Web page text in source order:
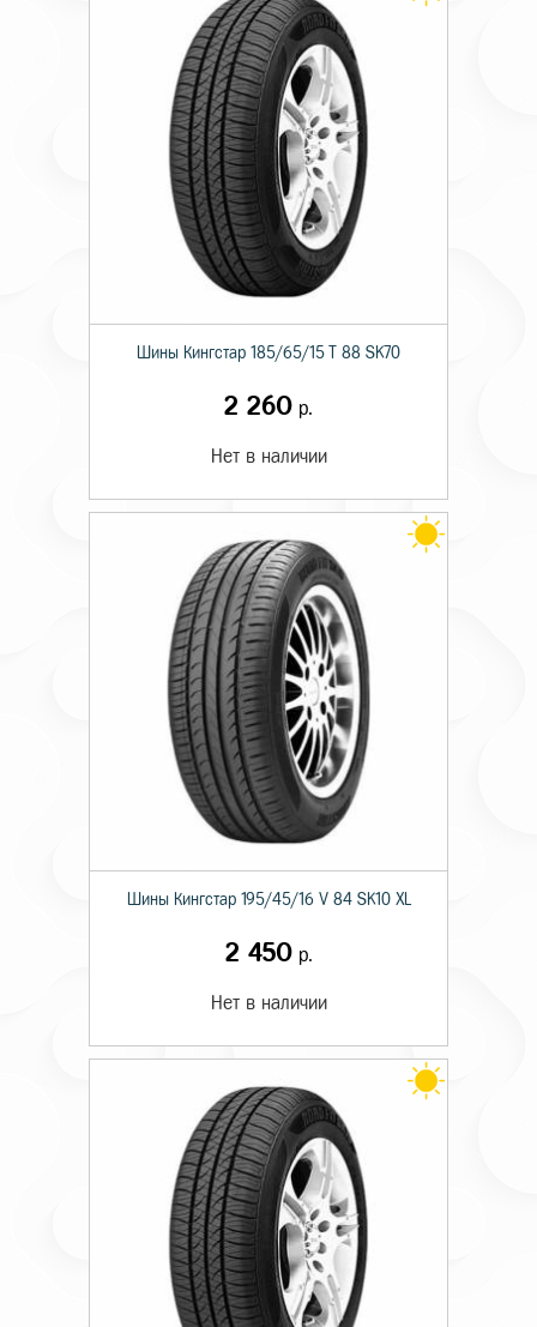
Шины Кингстар 185/65/15 T 88 SK70
2 260 р.
Нет в наличии
Шины Кингстар 195/45/16 V 84 SK10 XL
2 450р.
Нет в наличии